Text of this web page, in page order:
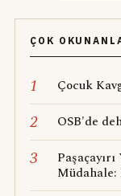
ÇOK
1 Çocuk
2 OSB'de
3
Müdahale: